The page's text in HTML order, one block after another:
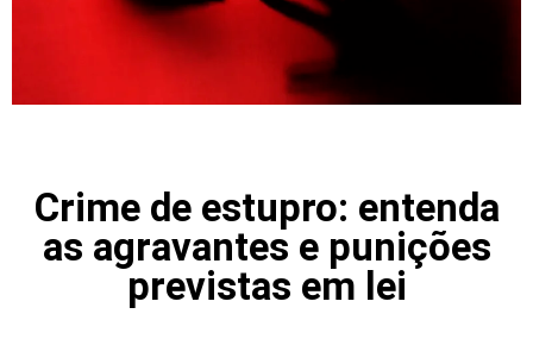
Crime de estupro: entenda
as agravantes e punições
previstas em lei